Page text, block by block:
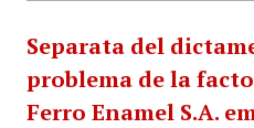
Separata del
problema de la
Ferro Enamel S.A.